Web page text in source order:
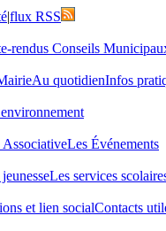
|flux RSS
rendus Conseils
Au quotidienInfos
Les Événements
Les services
et lien socialContacts